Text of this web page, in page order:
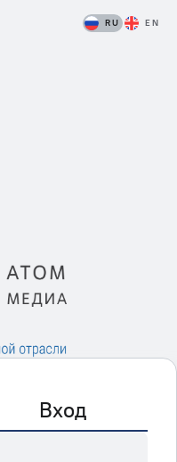
RU EN
Вход